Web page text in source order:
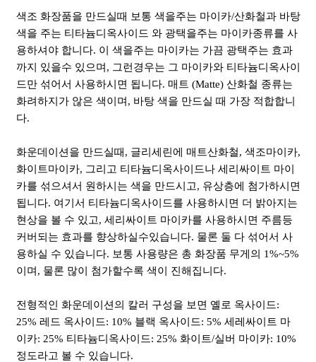
색조 화장품을 만드실때 보통 색을주는 마이카/산화철과 바탕
색을 주는 티타늄디옥사이드 와 광택을주는 마이카종류를 사
용하셔야 합니다. 이 색을주는 마이카는 가끔 광택주는 효과
까지 있을수 있으며, 그런경우는 그 마이카와 티타늄디옥사이
드만 섞어서 사용하시면 됩니다. 매트 (Matte) 산화철 종류는
화려하지가 않은 색이며, 바탕 색을 만드실 때 가장 적합합니
다.
화운데이션을 만드실때, 글리세린에 매트산화철, 색조마이카,
화이트마이카, 그리고 티타늄디옥사이드나 세리싸이트 마이
카를 섞으셔서 원하시는 색을 만드시고, 유상층에 첨가하시면
됩니다. 여기서 티타늄디옥사이드를 사용하시면 더 밝아지는
현상을 볼 수 있고, 세리싸이트 마이카를 사용하시면 주름등
커버되는 효과를 향상하실수있습니다. 물론 둘 다 섞어서 사
용하실 수 있습니다. 보통 사용량은 총 화장품 무게의 1%~5%
이며, 물론 많이 첨가할수록 색이 진해집니다.
전형적인 화운데이션의 칼러 구성을 보면 옐로 옥사이드:
25% 레드 옥사이드: 10% 블랙 옥사이드: 5% 세레싸이트 마
이카: 25% 티타늄디옥사이드: 25% 화이트/실버 마이카: 10%
정도라고 볼 수 있습니다.